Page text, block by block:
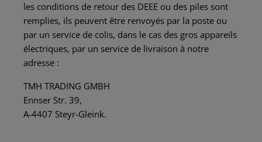
les conditions de retour des DEEE ou des piles sont
remplies, ils peuvent être renvoyés par la poste ou
par un service de colis, dans le cas des gros appareils
électriques, par un service de livraison à notre
adresse :
TMH TRADING GMBH
Ennser Str. 39,
A-4407 Steyr-Gleink.